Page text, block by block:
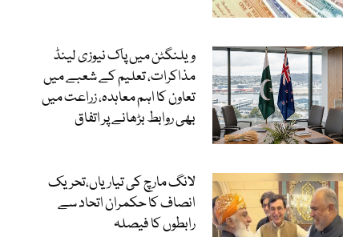
ویلنگٹن میں پاک نیوزی لینڈ
مذاکرات، تعلیم کے شعبے میں
تعاون کا اہم معاہدہ، زراعت میں
بھی روابط بڑھانے پر اتفاق
لانگ مارچ کی تیاریاں،تحریک
انصاف کا حکمران اتحاد سے
رابطوں کا فیصلہ